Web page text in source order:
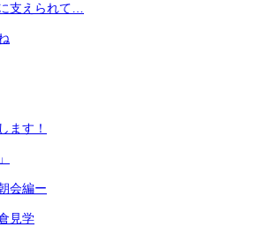
支えられて…
ます！
会編ー
見学